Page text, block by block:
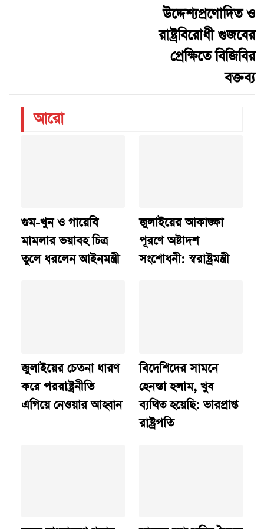
উদ্দেশ্যপ্রণোদিত ও
রাষ্ট্রবিরোধী গুজবের
প্রেক্ষিতে বিজিবির
বক্তব্য
আরো
গুম-খুন ও গায়েবি
মামলার ভয়াবহ চিত্র
তুলে ধরলেন আইনমন্ত্রী
জুলাইয়ের আকাঙ্ক্ষা
পূরণে অষ্টাদশ
সংশোধনী: স্বরাষ্ট্রমন্ত্রী
জুলাইয়ের চেতনা ধারণ
করে পররাষ্ট্রনীতি
এগিয়ে নেওয়ার আহ্বান
বিদেশিদের সামনে
হেনস্তা হলাম, খুব
ব্যথিত হয়েছি: ভারপ্রাপ্ত
রাষ্ট্রপতি